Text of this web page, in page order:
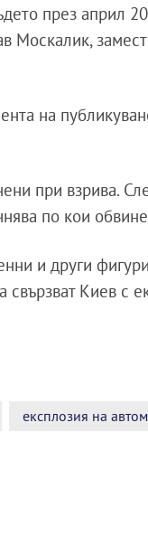
през април
Москалик,
на
при взрива.
по кои
и други
свързват Киев с
експлозия на